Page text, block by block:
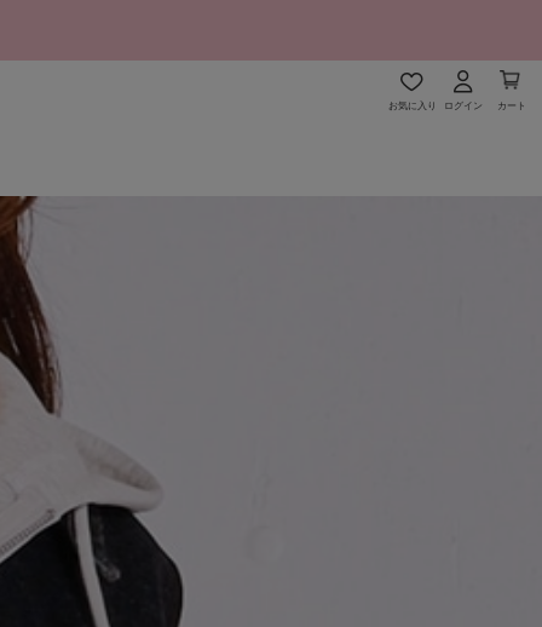
お気に入り ログイン カート